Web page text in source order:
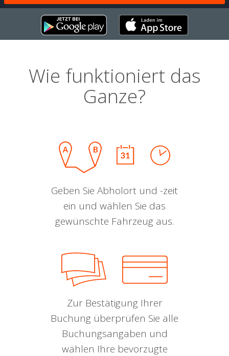
Wie funktioniert das
Ganze?
Geben Sie Abholort und -zeit
ein und wählen Sie das
gewünschte Fahrzeug aus.
Zur Bestätigung Ihrer
Buchung überprüfen Sie alle
Buchungsangaben und
wählen Ihre bevorzugte